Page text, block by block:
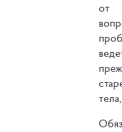
от